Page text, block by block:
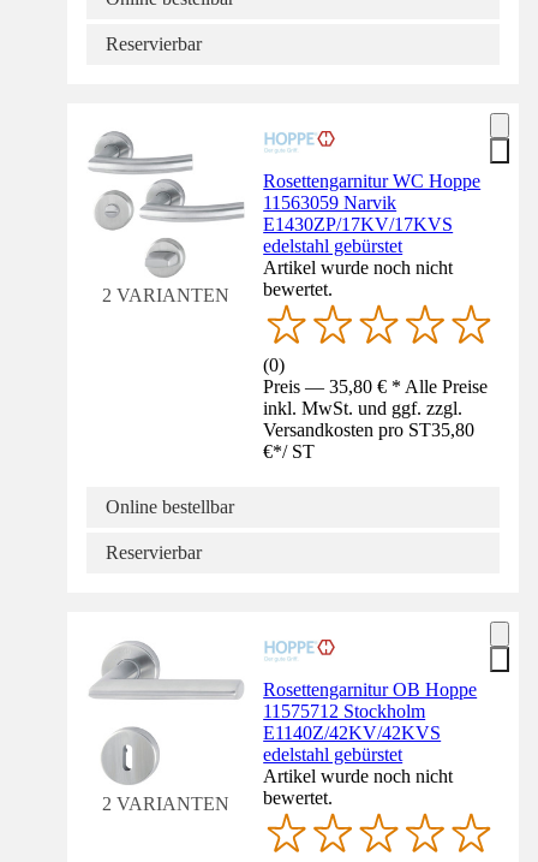
Reservierbar
2 VARIANTEN
Rosettengarnitur WC Hoppe
11563059 Narvik
E1430ZP/17KV/17KVS
edelstahl gebürstet
Artikel wurde noch nicht
bewertet.
(0)
Preis — 35,80 € * Alle Preise
inkl. MwSt. und ggf. zzgl.
Versandkosten pro ST35,80
€*/ ST
Online bestellbar
Reservierbar
2 VARIANTEN
Rosettengarnitur OB Hoppe
11575712 Stockholm
E1140Z/42KV/42KVS
edelstahl gebürstet
Artikel wurde noch nicht
bewertet.